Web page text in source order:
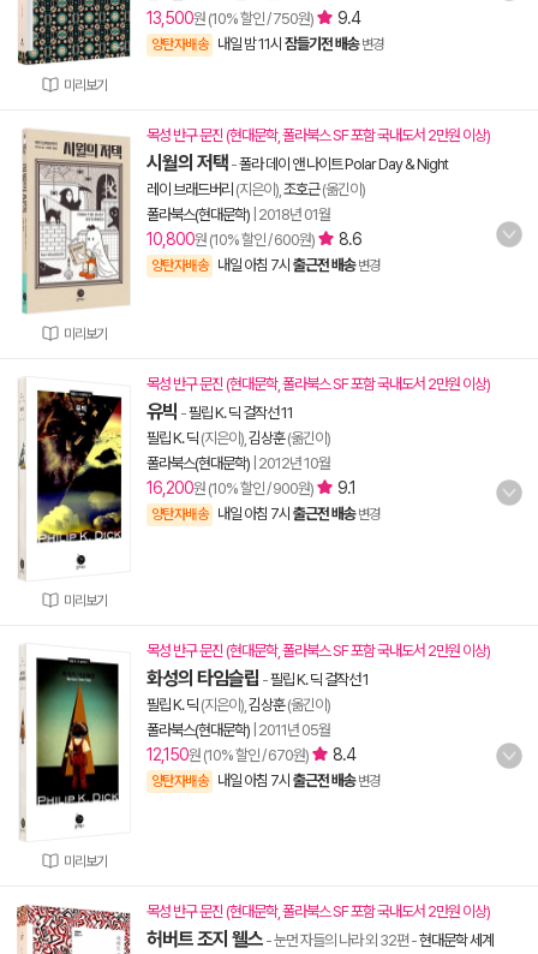
미리보기
13,500원 (10% 할인 / 750원) 9.4
양탄자배송 내일 밤 11시 잠들기전 배송 변경
미리보기
목성 반구 문진 (현대문학, 폴라북스 SF 포함 국내도서 2만원 이상)
시월의 저택 -폴라 데이 앤 나이트 Polar Day & Night
레이 브래드버리 (지은이), 조호근(옮긴이)
폴라북스(현대문학) 2018년 01월
10,800원 (10% 할인 / 600원) 8.6
양탄자배송 내일 아침 7시 출근전 배송 변경
미리보기
목성 반구 문진 (현대문학, 폴라북스 SF 포함 국내도서 2만원 이상)
유빅 -필립 K. 딕 걸작선 11
필립 K. 딕 (지은이), 김상훈(옮긴이)
폴라북스(현대문학) 2012년 10월
16,200원 (10% 할인 / 900원) 9.1
양탄자배송 내일 아침 7시 출근전 배송 변경
미리보기
목성 반구 문진 (현대문학, 폴라북스 SF 포함 국내도서 2만원 이상)
화성의 타임슬립 -필립 K. 딕 걸작선 1
필립 K. 딕 (지은이), 김상훈(옮긴이)
폴라북스(현대문학) 2011년 05월
12,150원 (10% 할인 / 670원) 8.4
양탄자배송 내일 아침 7시 출근전 배송 변경
목성 반구 문진 (현대문학, 폴라북스 SF 포함 국내도서 2만원 이상)
허버트 조지 웰스 - 눈먼 자들의 나라 외 32편 -현대문학 세계